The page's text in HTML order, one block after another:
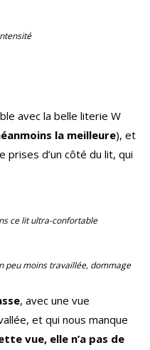
avec la belle literie W
la meilleure), et
prises d’un côté du lit, qui
ce lit ultra-confortable
peu moins travaillée, dommage
, avec une vue
et qui nous manque
vue, elle n’a pas de